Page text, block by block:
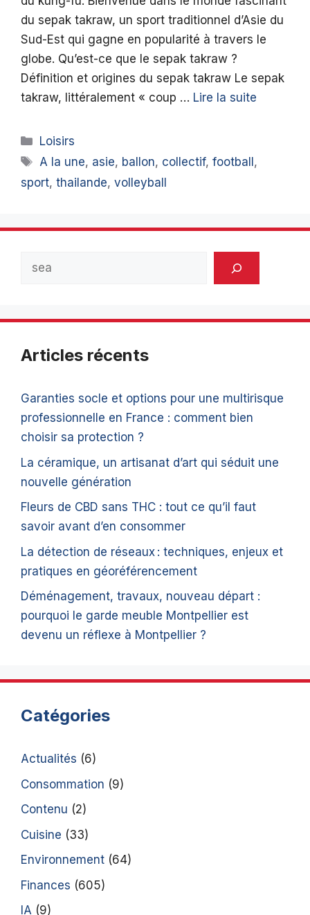
du sepak takraw, un sport traditionnel d’Asie du
Sud-Est qui gagne en popularité à travers le
globe. Qu’est-ce que le sepak takraw ?
Définition et origines du sepak takraw Le sepak
takraw, littéralement « coup … Lire la suite
Catégories
Loisirs
Étiquettes
A la une, asie, ballon, collectif,football ,
sport, thailande, volleyball
Articles récents
Garanties socle et options pour une multirisque
professionnelle en France : comment bien
choisir sa protection ?
La céramique, un artisanat d’art qui séduit une
nouvelle génération
Fleurs de CBD sans THC : tout ce qu’il faut
savoir avant d’en consommer
La détection de réseaux : techniques, enjeux et
pratiques en géoréférencement
Déménagement, travaux, nouveau départ :
pourquoi le garde meuble Montpellier est
devenu un réflexe à Montpellier ?
Catégories
Actualités (6)
Consommation (9)
Contenu (2)
Cuisine (33)
Environnement (64)
Finances (605)
IA (9)